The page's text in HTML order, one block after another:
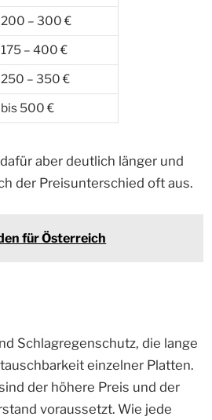
200 – 300 €
175 – 400 €
250 – 350 €
bis 500 €
aber deutlich länger und
der Preisunterschied oft aus.
für Österreich
Schlagregenschutz, die lange
einzelner Platten.
der höhere Preis und der
voraussetzt. Wie jede